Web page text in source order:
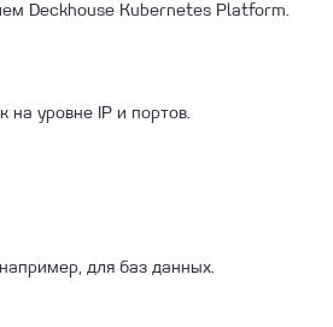
Deckhouse Kubernetes Platform.
на уровне IP и портов.
для баз данных.